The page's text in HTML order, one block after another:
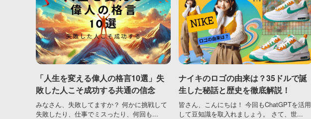
「人生を変える偉人の格言10選」失
敗した人こそ成功する共通の信念
みなさん、失敗してますか？ 何かに挑戦して
失敗したり、仕事でミスったり、何回も...
ナイキのロゴの由来は？35ドルで誕
生した秘話と歴史を徹底解説！
皆さん、こんにちは！ 今回もChatGPTを活用
して豆知識を取入れましょう。 さて、世...